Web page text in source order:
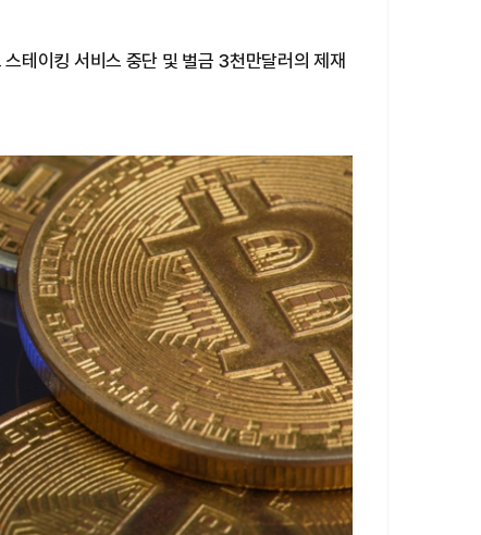
테이킹 서비스 중단 및 벌금 3천만달러의 제재